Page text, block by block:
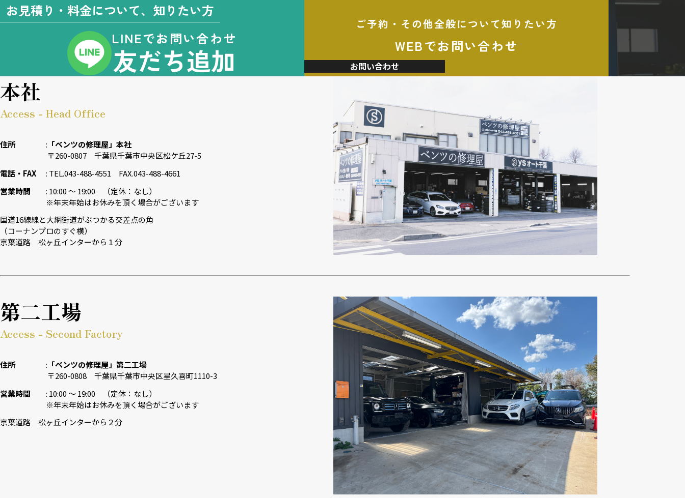
お見積り・料金について、知りたい方
LINEでお問い合わせ
友だち追加
ご予約・その他全般について知りたい方
WEBでお問い合わせ
お問い合わせ
本社
Access - Head Office
住所
「ベンツの修理屋」本社
〒260-0807 千葉県千葉市中央区松ケ丘27-5
電話・FAX
TEL.043-488-4551 FAX.043-488-4661
営業時間
10:00 〜 19:00 （定休：なし）
※年末年始はお休みを頂く場合がございます
国道16線線と大網街道がぶつかる交差点の角
（コーナンプロのすぐ横）
京葉道路 松ヶ丘インターから１分
第二工場
Access - Second Factory
住所
「ベンツの修理屋」第二工場
〒260-0808 千葉県千葉市中央区星久喜町1110-3
営業時間
10:00 〜 19:00 （定休：なし）
※年末年始はお休みを頂く場合がございます
京葉道路 松ヶ丘インターから２分